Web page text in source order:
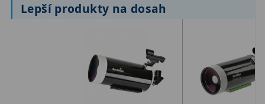
Ostatní
Lepší produkty na dosah